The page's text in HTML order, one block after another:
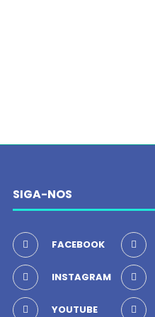
SIGA-NOS
FACEBOOK
INSTAGRAM
YOUTUBE